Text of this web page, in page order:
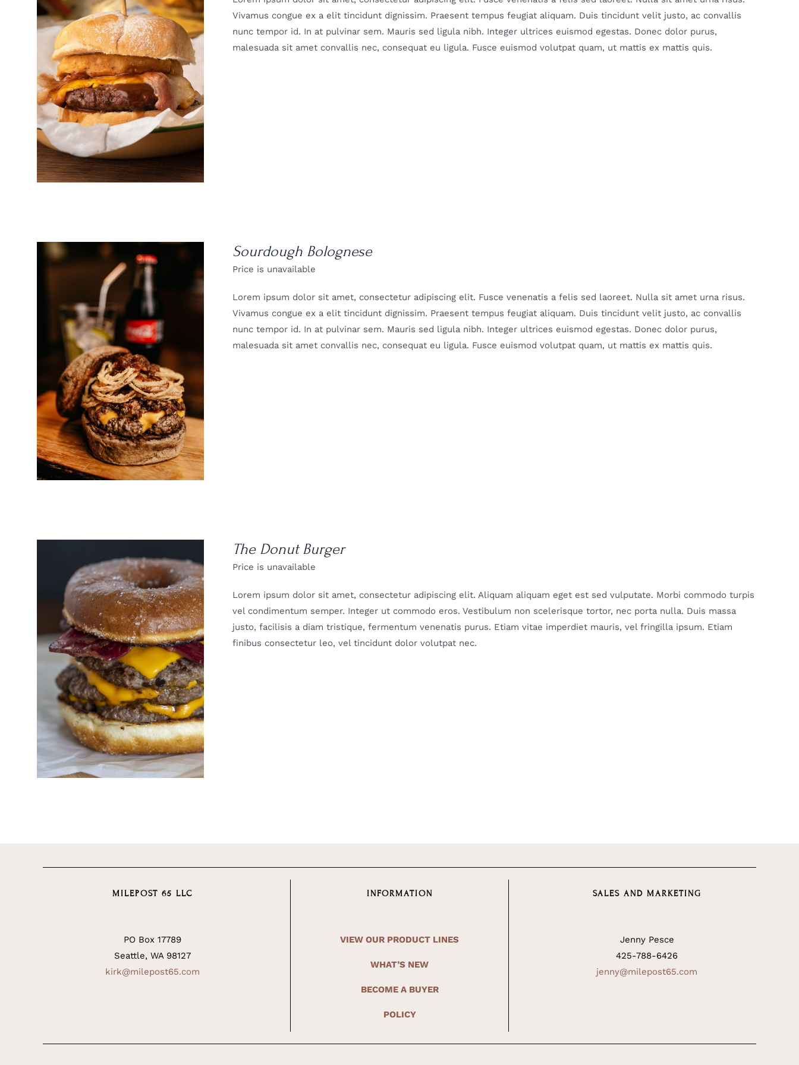
DETAILS
Vivamus congue ex a elit tincidunt dignissim. Praesent tempus feugiat aliquam. Duis tincidunt velit justo, ac convallis
nunc tempor id. In at pulvinar sem. Mauris sed ligula nibh. Integer ultrices euismod egestas. Donec dolor purus,
malesuada sit amet convallis nec, consequat eu ligula. Fusce euismod volutpat quam, ut mattis ex mattis quis.
DETAILS
Sourdough Bolognese
Price is unavailable
Lorem ipsum dolor sit amet, consectetur adipiscing elit. Fusce venenatis a felis sed laoreet. Nulla sit amet urna risus.
Vivamus congue ex a elit tincidunt dignissim. Praesent tempus feugiat aliquam. Duis tincidunt velit justo, ac convallis
nunc tempor id. In at pulvinar sem. Mauris sed ligula nibh. Integer ultrices euismod egestas. Donec dolor purus,
malesuada sit amet convallis nec, consequat eu ligula. Fusce euismod volutpat quam, ut mattis ex mattis quis.
DETAILS
The Donut Burger
Price is unavailable
Lorem ipsum dolor sit amet, consectetur adipiscing elit. Aliquam aliquam eget est sed vulputate. Morbi commodo turpis
vel condimentum semper. Integer ut commodo eros. Vestibulum non scelerisque tortor, nec porta nulla. Duis massa
justo, facilisis a diam tristique, fermentum venenatis purus. Etiam vitae imperdiet mauris, vel fringilla ipsum. Etiam
finibus consectetur leo, vel tincidunt dolor volutpat nec.
MILEPOST 65 LLC
PO Box 17789
Seattle, WA 98127
kirk@milepost65.com
INFORMATION
VIEW OUR PRODUCT LINES
WHAT’S NEW
BECOME A BUYER
POLICY
SALES AND MARKETING
Jenny Pesce
425-788-6426
jenny@milepost65.com